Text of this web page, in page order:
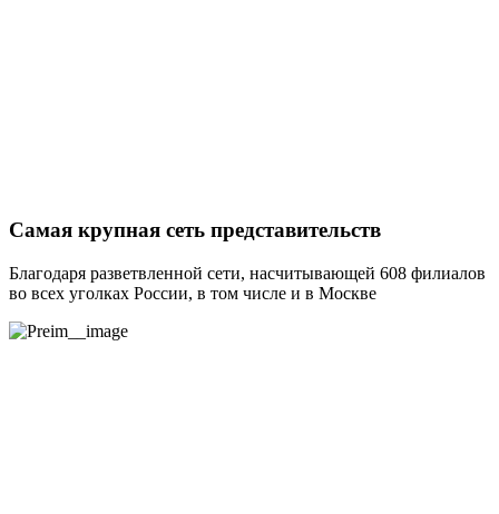
Самая крупная сеть представительств
Благодаря разветвленной сети, насчитывающей 608 филиалов
во всех уголках России, в том числе и в Москве